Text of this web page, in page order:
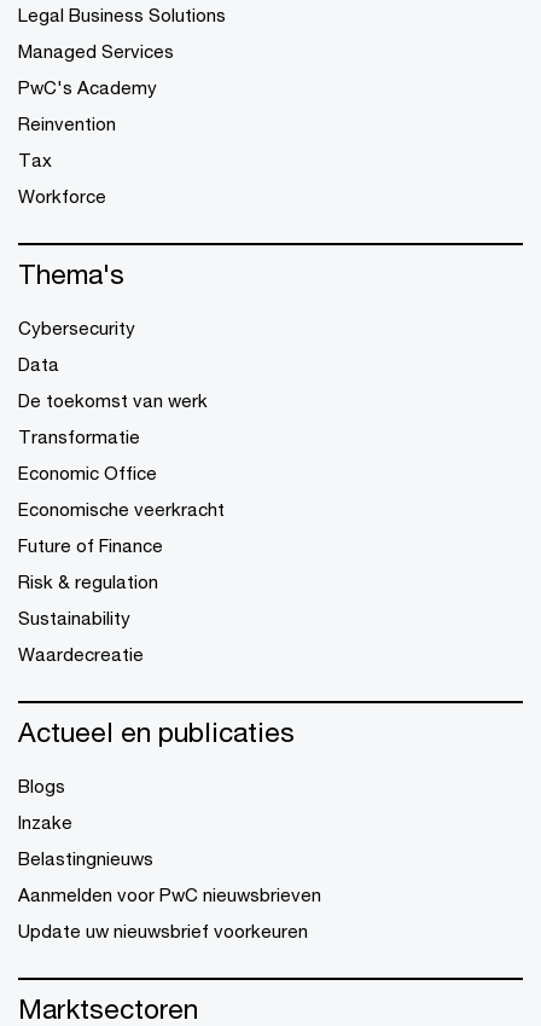
Legal Business Solutions
Managed Services
PwC's Academy
Reinvention
Tax
Workforce
Thema's
Cybersecurity
Data
De toekomst van werk
Transformatie
Economic Office
Economische veerkracht
Future of Finance
Risk & regulation
Sustainability
Waardecreatie
Actueel en publicaties
Blogs
Inzake
Belastingnieuws
Aanmelden voor PwC nieuwsbrieven
Update uw nieuwsbrief voorkeuren
Marktsectoren